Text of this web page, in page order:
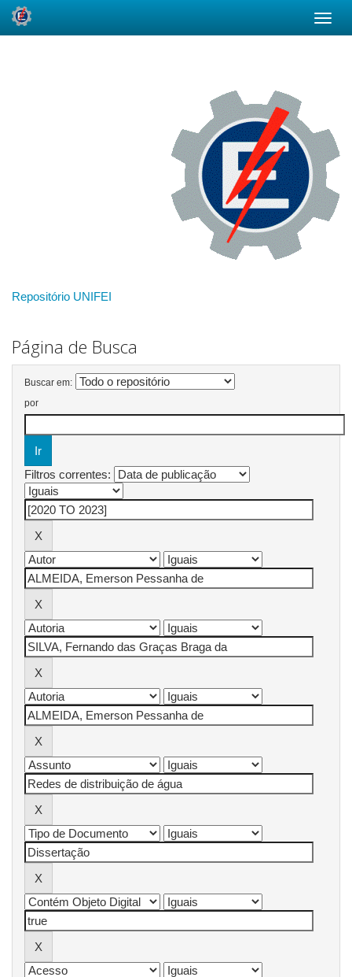
Repositório UNIFEI
Página de Busca
Buscar em:
por
Filtros correntes: